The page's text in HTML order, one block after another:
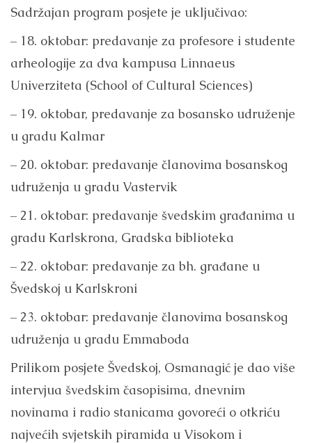
Sadržajan program posjete je uključivao:
– 18. oktobar: predavanje za profesore i studente
arheologije za dva kampusa Linnaeus
Univerziteta (School of Cultural Sciences)
– 19. oktobar, predavanje za bosansko udruženje
u gradu Kalmar
– 20. oktobar: predavanje članovima bosanskog
udruženja u gradu Vastervik
– 21. oktobar: predavanje švedskim građanima u
gradu Karlskrona, Gradska biblioteka
– 22. oktobar: predavanje za bh. građane u
Švedskoj u Karlskroni
– 23. oktobar: predavanje članovima bosanskog
udruženja u gradu Emmaboda
Prilikom posjete Švedskoj, Osmanagić je dao više
intervjua švedskim časopisima, dnevnim
novinama i radio stanicama govoreći o otkriću
najvećih svjetskih piramida u Visokom i